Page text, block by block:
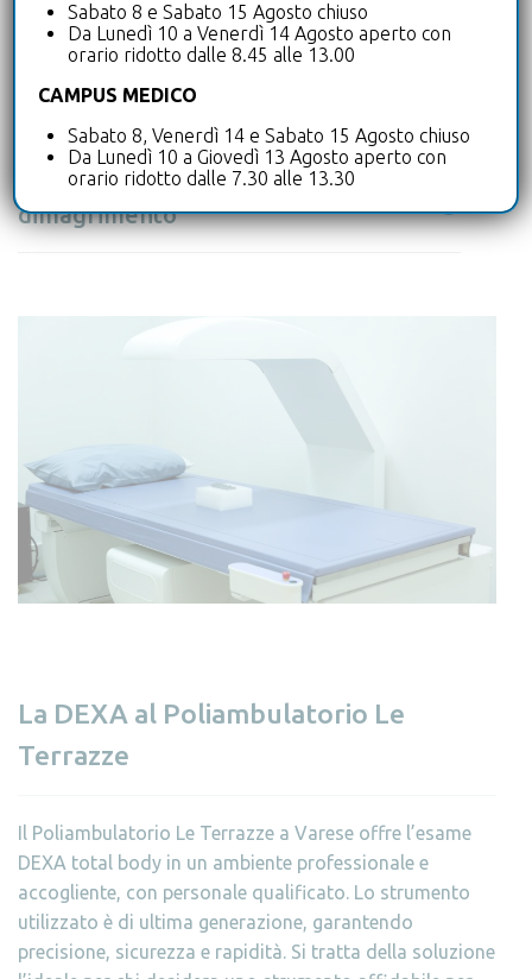
Sportivi e atleti
Persone in percorso di
dimagrimento
La DEXA al Poliambulatorio Le
Terrazze
Il Poliambulatorio Le Terrazze a Varese offre l’esame
DEXA total body in un ambiente professionale e
accogliente, con personale qualificato. Lo strumento
utilizzato è di ultima generazione, garantendo
precisione, sicurezza e rapidità. Si tratta della soluzione
Sabato 8 e Sabato 15 Agosto chiuso
Da Lunedì 10 a Venerdì 14 Agosto aperto con
orario ridotto dalle 8.45 alle 13.00
CAMPUS MEDICO
Sabato 8, Venerdì 14 e Sabato 15 Agosto chiuso
Da Lunedì 10 a Giovedì 13 Agosto aperto con
orario ridotto dalle 7.30 alle 13.30